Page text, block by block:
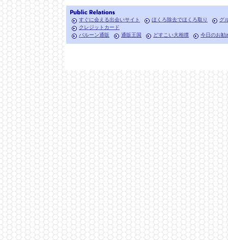
すぐに会える出会いサイト ほくろ除去でほくろ取り
グ
クレジットカード
バルーン通販
通販王国 どすこい大相撲 今日のお勧